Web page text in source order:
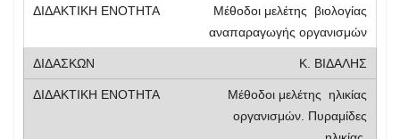
Μέθοδοι μελέτης βιολογίας
αναπαραγωγής οργανισμών
Κ. ΒΙΔΑΛΗΣ
Μέθοδοι μελέτης ηλικίας
οργανισμών. Πυραμίδες